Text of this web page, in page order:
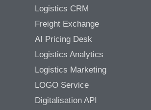
Logistics CRM
Freight Exchange
AI Pricing Desk
Logistics Analytics
Logistics Marketing
LOGO Service
Digitalisation API